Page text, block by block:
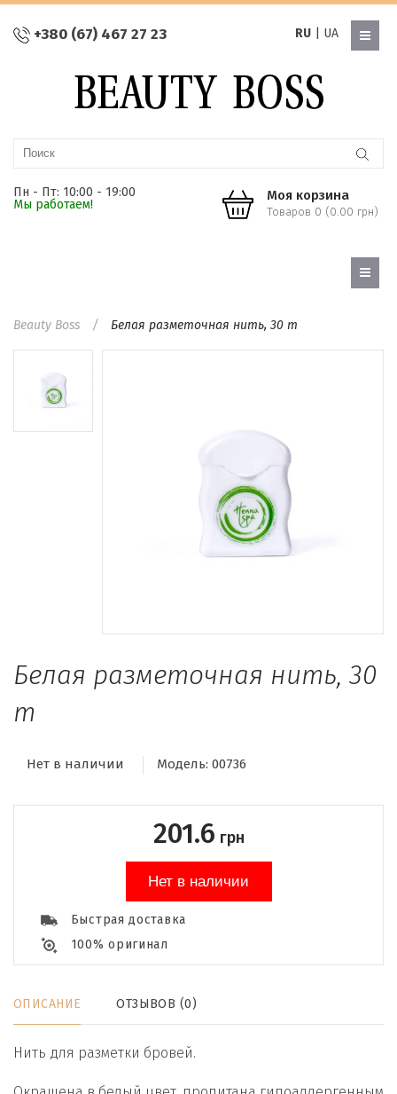
+380 (67) 467 27 23 RU| UA
Пн - Пт: 10:00 - 19:00
Мы работаем!
Моя корзина
Товаров 0 (0.00 грн)
Beauty Boss Белая разметочная нить, 30 m
Белая разметочная нить, 30
m
Нет в наличии Модель: 00736
201.6 грн
Нет в наличии
Быстрая доставка
100% оригинал
ОПИСАНИЕ ОТЗЫВОВ (0)
Нить для разметки бровей.